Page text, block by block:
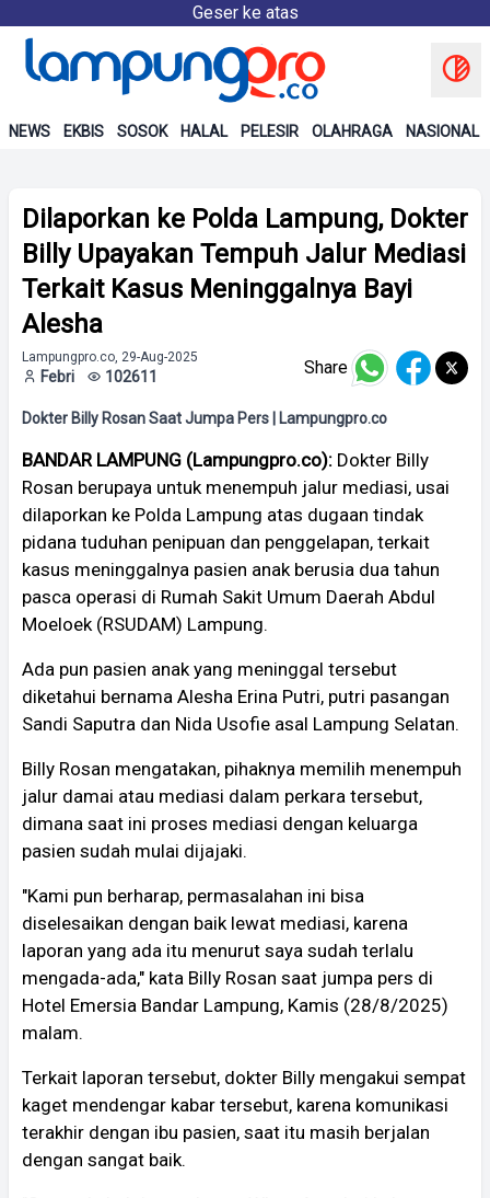
Geser ke atas
NEWS EKBIS SOSOK HALAL PELESIR OLAHRAGA NASIONAL
Dilaporkan ke Polda Lampung, Dokter
Billy Upayakan Tempuh Jalur Mediasi
Terkait Kasus Meninggalnya Bayi
Alesha
Lampungpro.co, 29-Aug-2025
Febri 102611 Share
Dokter Billy Rosan Saat Jumpa Pers | Lampungpro.co
BANDAR LAMPUNG (Lampungpro.co): Dokter Billy
Rosan berupaya untuk menempuh jalur mediasi, usai
dilaporkan ke Polda Lampung atas dugaan tindak
pidana tuduhan penipuan dan penggelapan, terkait
kasus meninggalnya pasien anak berusia dua tahun
pasca operasi di Rumah Sakit Umum Daerah Abdul
Moeloek (RSUDAM) Lampung.
Ada pun pasien anak yang meninggal tersebut
diketahui bernama Alesha Erina Putri, putri pasangan
Sandi Saputra dan Nida Usofie asal Lampung Selatan.
Billy Rosan mengatakan, pihaknya memilih menempuh
jalur damai atau mediasi dalam perkara tersebut,
dimana saat ini proses mediasi dengan keluarga
pasien sudah mulai dijajaki.
"Kami pun berharap, permasalahan ini bisa
diselesaikan dengan baik lewat mediasi, karena
laporan yang ada itu menurut saya sudah terlalu
mengada-ada," kata Billy Rosan saat jumpa pers di
Hotel Emersia Bandar Lampung, Kamis (28/8/2025)
malam.
Terkait laporan tersebut, dokter Billy mengakui sempat
kaget mendengar kabar tersebut, karena komunikasi
terakhir dengan ibu pasien, saat itu masih berjalan
dengan sangat baik.